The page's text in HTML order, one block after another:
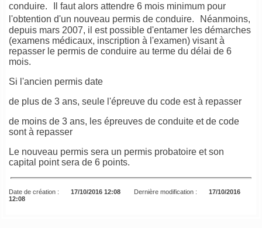
conduire. Il faut alors attendre 6 mois minimum pour
l'obtention d'un nouveau permis de conduire. Néanmoins,
depuis mars 2007, il est possible d'entamer les démarches
(examens médicaux, inscription à l'examen) visant à
repasser le permis de conduire au terme du délai de 6
mois.
Si l'ancien permis date
de plus de 3 ans, seule l'épreuve du code est à repasser
de moins de 3 ans, les épreuves de conduite et de code
sont à repasser
Le nouveau permis sera un permis probatoire et son
capital point sera de 6 points.
Date de création : 17/10/2016 12:08 Dernière modification :
17/10/2016
12:08